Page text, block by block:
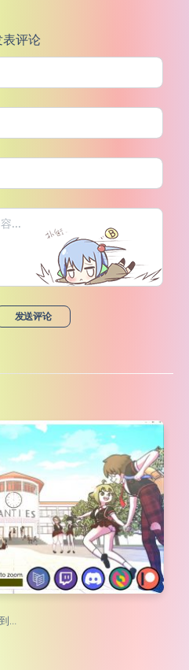
表评论
发送评论
…